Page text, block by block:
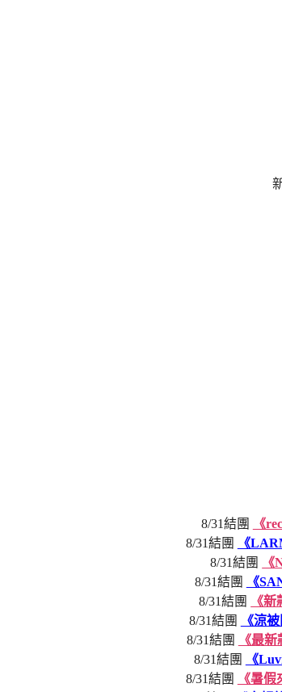
8/31結團
《
8/31結團
《
8/31結團
8/31結團
《
8/31結團
《
8/31結團
《涼
8/31結團
《最
8/31結團
《
8/31結團
《暑